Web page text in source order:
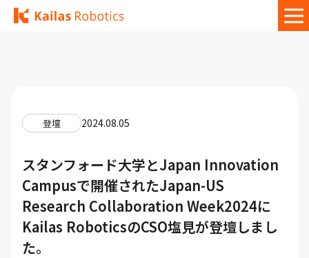
登壇 2024.08.05
スタンフォード大学とJapan Innovation
Campusで開催されたJapan-US
Research Collaboration Week2024に
Kailas RoboticsのCSO塩見が登壇しまし
た。